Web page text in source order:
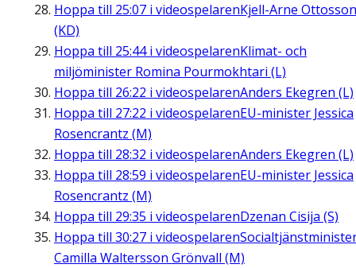
Hoppa till 25:07 i videospelarenKjell-Arne Ottosson
(KD)
Hoppa till 25:44i videospelarenKlimat- och
miljöminister Romina Pourmokhtari (L)
Hoppa till 26:22 i videospelarenAnders Ekegren (L)
Hoppa till 27:22 i videospelarenEU-minister Jessica
Rosencrantz (M)
Hoppa till 28:32 i videospelarenAnders Ekegren (L)
Hoppa till 28:59 i videospelarenEU-minister Jessica
Rosencrantz (M)
Hoppa till 29:35 i videospelarenDzenan Cisija (S)
Hoppa till 30:27 i videospelaren
Camilla Waltersson Grönvall (M)